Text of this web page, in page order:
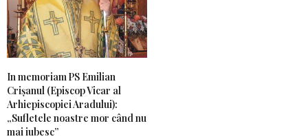
In memoriam PS Emilian
Crișanul (Episcop Vicar al
Arhiepiscopiei Aradului):
„Sufletele noastre mor când nu
mai iubesc”